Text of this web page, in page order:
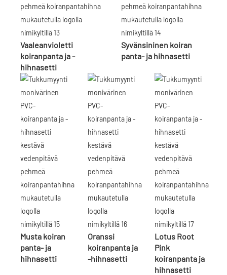
Vaaleanvioletti
koiranpanta ja -
hihnasetti
Syvänsininen koiran
panta- ja hihnasetti
Musta koiran
panta- ja
hihnasetti
Oranssi
koiranpanta ja
-hihnasetti
Lotus Root
Pink
koiranpanta ja
hihnasetti